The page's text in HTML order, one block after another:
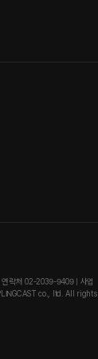
연락처 02-2039-9409 | 사업
co., ltd. All rights